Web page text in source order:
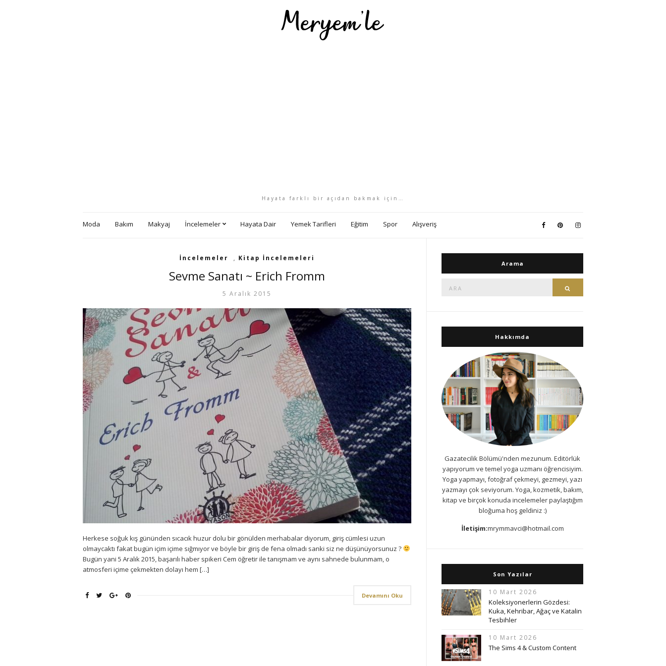
Hayata farklı bir açıdan bakmak için…
Moda Bakım Makyaj İncelemeler Hayata Dair Yemek Tarifleri Eğitim Spor Alışveriş
İncelemeler , Kitap İncelemeleri
Sevme Sanatı ~ Erich Fromm
5 Aralık 2015
Herkese soğuk kış gününden sıcacık huzur dolu bir gönülden merhabalar diyorum, giriş cümlesi uzun
olmaycaktı fakat bugün içim içime sığmıyor ve böyle bir giriş de fena olmadı sanki siz ne düşünüyorsunuz ?
Bugün yani 5 Aralık 2015, başarılı haber spikeri Cem öğretir ile tanışmam ve aynı sahnede bulunmam, o
atmosferi içime çekmekten dolayı hem […]
Devamını Oku
Arama
Hakkımda
Gazatecilik Bölümü'nden mezunum. Editörlük
yapıyorum ve temel yoga uzmanı öğrencisiyim.
Yoga yapmayı, fotoğraf çekmeyi, gezmeyi, yazı
yazmayı çok seviyorum. Yoga, kozmetik, bakım,
kitap ve birçok konuda incelemeler paylaştığım
bloğuma hoş geldiniz :)
İletişim:mrymmavci@hotmail.com
Son Yazılar
10 Mart 2026
Koleksiyonerlerin Gözdesi:
Kuka, Kehribar, Ağaç ve Katalin
Tesbihler
10 Mart 2026
The Sims 4 & Custom Content